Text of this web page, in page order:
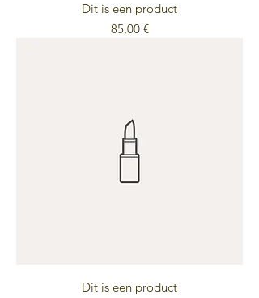
Dit is een product
Preis
85,00 €
Dit is een product